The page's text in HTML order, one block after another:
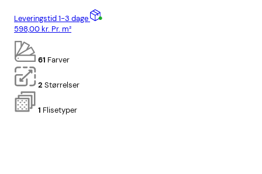
Leveringstid 1-3 dage
598,00kr. Pr. m²
61 Farver
2 Størrelser
1 Flisetyper